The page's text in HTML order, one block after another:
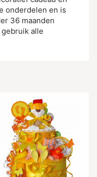
onderdelen en is
36 maanden
alle